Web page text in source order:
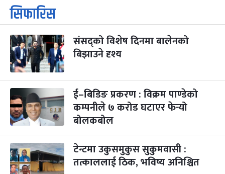
१
आइत
कार्तिक सङ्क्रान्ति
कार्तिक १, २०८३
३
मंगल
महानवमी
कार्तिक ३, २०८३-Oct 20, 2026
२ महिना बाँकी
४
बुध कार्तिक ४, २०८३ -Oct 21, 2026
५
बिहि
पापा‌ङ्कुशा एकादशी व्रत
कार्तिक ५, २०८३-Oct 22, 2026
२ महिना बाँकी
२२
आइत
कुकुर तिहार
कार्तिक २२, २०८३-Nov 8, 2026
३ महिना बाँकी
सिफारिस
संसद्को विशेष दिनमा बालेनको
बिझाउने दृश्य
ई–बिडिङ प्रकरण : विक्रम पाण्डेको
कम्पनीले ७ करोड घटाएर फेर्‍यो
बोलकबोल
टेन्टमा उकुसमुकुस सुकुमवासी :
तत्काललाई ठिक, भविष्य अनिश्चित